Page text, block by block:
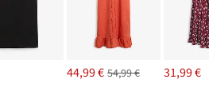
44,99 € 54,99 € 31,99 €